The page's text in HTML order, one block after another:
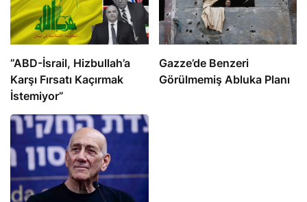
​​​​​​​”ABD-İsrail, Hizbullah’a
Karşı Fırsatı Kaçırmak
İstemiyor”
​​​​​​​Gazze’de Benzeri
Görülmemiş Abluka Planı